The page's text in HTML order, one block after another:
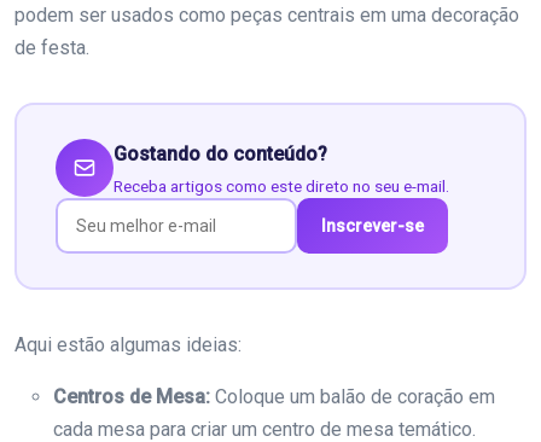
podem ser usados como peças centrais em uma decoração
de festa.
Gostando do conteúdo?
Receba artigos como este direto no seu e-mail.
Inscrever-se
Aqui estão algumas ideias:
Centros de Mesa: Coloque um balão de coração em
cada mesa para criar um centro de mesa temático.